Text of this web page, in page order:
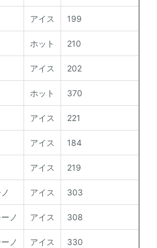
アイス 199
ホット 210
アイス 202
ホット 370
アイス 221
アイス 184
アイス 219
アイス 303
ノ アイス 308
ノ アイス 330